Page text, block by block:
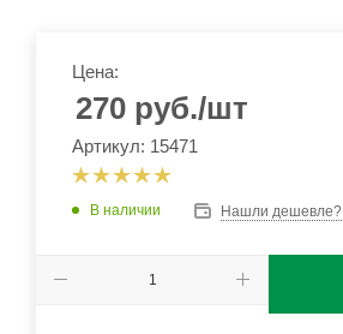
Цена:
270 руб./шт
Артикул: 15471
В наличии Нашли дешевле?